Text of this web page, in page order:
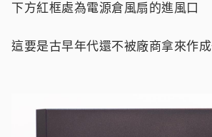
下方紅框處為電源倉風扇的進風口
這要是古早年代還不被廠商拿來作